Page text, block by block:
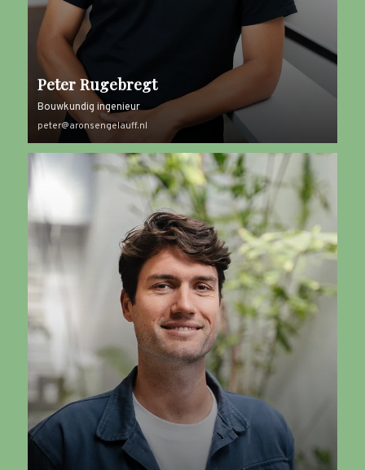
Peter Rugebregt
Bouwkundig ingenieur
peter@aronsengelauff.nl